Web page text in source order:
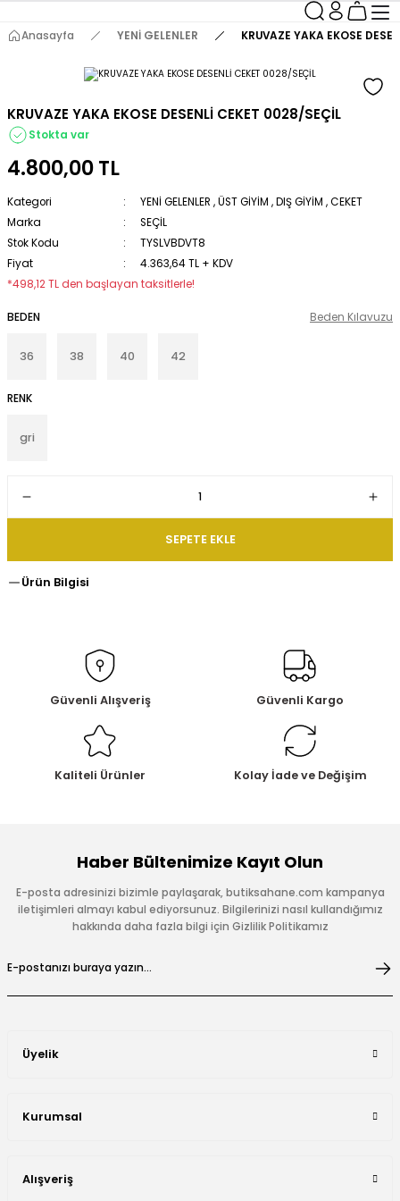
Anasayfa YENİ GELENLER KRUVAZE YAKA EKOSE
KRUVAZE YAKA EKOSE DESENLİ CEKET 0028/SEÇİL
Stokta var
4.800,00 TL
Kategori YENİ GELENLER ,ÜST GİYİM ,DIŞ GİYİM ,CEKET
Marka
SEÇİL
Stok Kodu
TYSLVBDVT8
Fiyat
4.363,64 TL + KDV
*498,12 TL den başlayan taksitlerle!
BEDEN
36 38 40 42
RENK
gri
Beden Kılavuzu
SEPETE EKLE
Ürün Bilgisi
Güvenli Alışveriş Güvenli Kargo
Kaliteli Ürünler Kolay İade ve Değişim
Haber Bültenimize Kayıt Olun
E-posta adresinizi bizimle paylaşarak, butiksahane.com kampanya
iletişimleri almayı kabul ediyorsunuz. Bilgilerinizi nasıl kullandığımız
hakkında daha fazla bilgi için Gizlilik Politikamız
Üyelik
Kurumsal
Alışveriş